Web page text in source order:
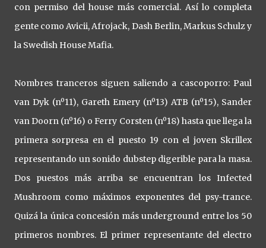
con permiso del house más comercial. Así lo completa
gente como Avicii, Afrojack, Dash Berlin, Markus Schulz y
la Swedish House Mafia.
Nombres tranceros siguen saliendo a cascoporro: Paul
van Dyk (nº11), Gareth Emery (nº13) ATB (nº15), Sander
van Doorn (nº16) o Ferry Corsten (nº18) hasta que llega la
primera sorpresa en el puesto 19 con el joven Skrillex
representando un sonido dubstep digerible para la masa.
Dos puestos más arriba se encuentran los Infected
Mushroom como máximos exponentes del psy-trance.
Quizá la única concesión más underground entre los 50
primeros nombres. El primer representante del electro